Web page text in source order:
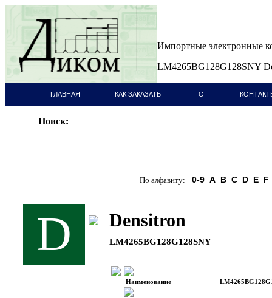
Импортные электронные
LM4265BG128G128SNY
ГЛАВНАЯ КАК ЗАКАЗАТЬ О
Поиск:
По алфавиту: 0-9 A B C D E F
D Densitron
LM4265BG128G128SNY
Наименование